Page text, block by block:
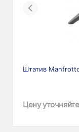
Previous
Штатив
Цену уточняйте